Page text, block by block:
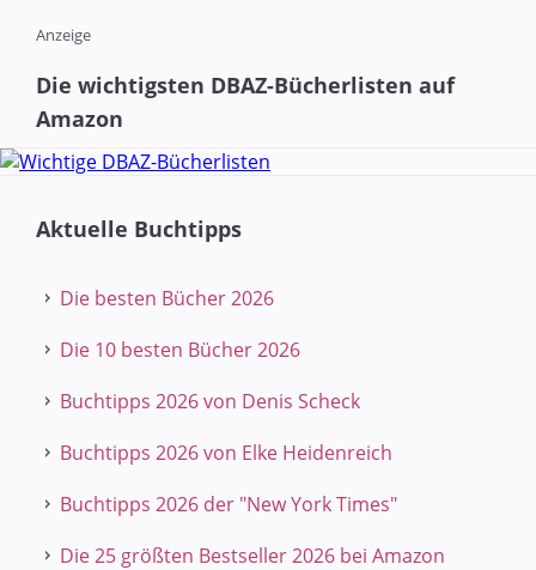
Anzeige
Die wichtigsten DBAZ-Bücherlisten auf
Amazon
Aktuelle Buchtipps
Die besten Bücher 2026
Die 10 besten Bücher 2026
Buchtipps 2026 von Denis Scheck
Buchtipps 2026 von Elke Heidenreich
Buchtipps 2026 der "New York Times"
Die 25 größten Bestseller 2026 bei Amazon